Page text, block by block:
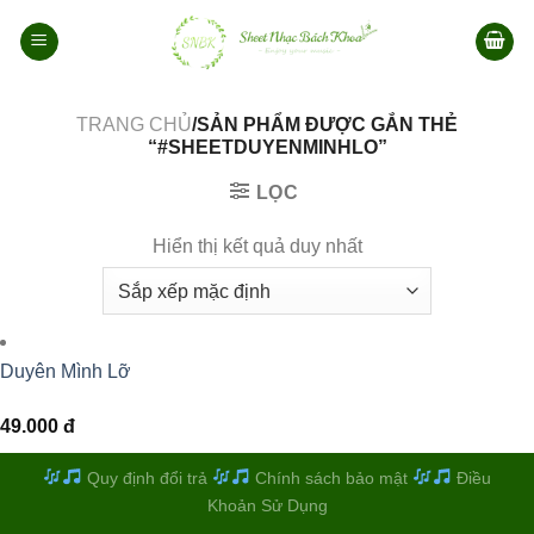
qua
TRANG CHỦ/SẢN PHẨM ĐƯỢC GẮN THẺ
“#SHEETDUYENMINHLO”
LỌC
Hiển thị kết quả duy nhất
Duyên Mình Lỡ
49.000 đ
Quy định đổi trả Chính sách bảo mật
Điều
Khoản Sử Dụng